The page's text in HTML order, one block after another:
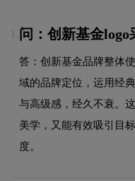
问：创新基金logo
答：创新基金品牌整体
域的品牌定位，运用经
与高级感，经久不衰。
美学，又能有效吸引目
度。